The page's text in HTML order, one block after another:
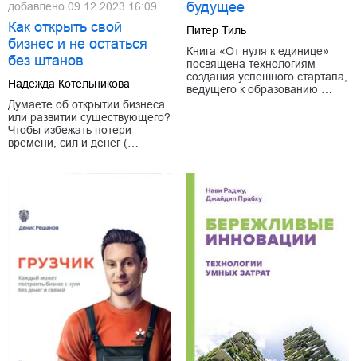
добавлено 09.12.2023 16:09
Как открыть свой
бизнес и не остаться
без штанов
Надежда Котельникова
Думаете об открытии бизнеса
или развитии существующего?
Чтобы избежать потери
времени, сил и денег (…
будущее
Питер Тиль
Книга «От нуля к единице»
посвящена технологиям
создания успешного стартапа,
ведущего к образованию …